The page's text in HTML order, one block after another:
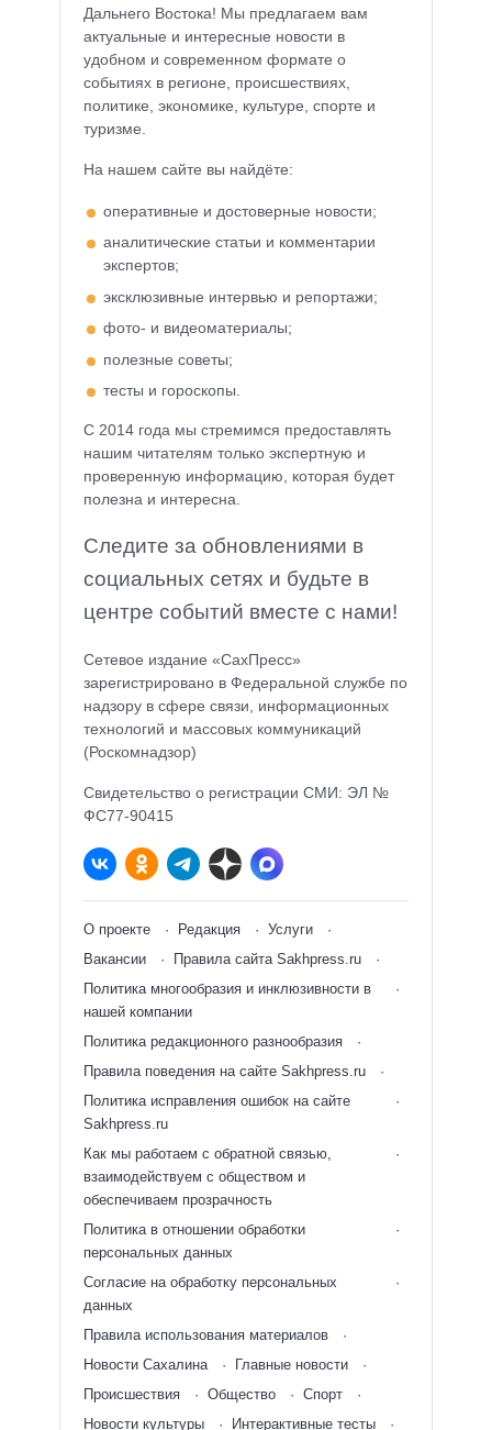
Дальнего Востока! Мы предлагаем вам
актуальные и интересные новости в
удобном и современном формате о
событиях в регионе, происшествиях,
политике, экономике, культуре, спорте и
туризме.
На нашем сайте вы найдёте:
оперативные и достоверные новости;
аналитические статьи и комментарии
экспертов;
эксклюзивные интервью и репортажи;
фото- и видеоматериалы;
полезные советы;
тесты и гороскопы.
С 2014 года мы стремимся предоставлять
нашим читателям только экспертную и
проверенную информацию, которая будет
полезна и интересна.
Следите за обновлениями в
социальных сетях и будьте в
центре событий вместе с нами!
Сетевое издание «СахПресс»
зарегистрировано в Федеральной службе по
надзору в сфере связи, информационных
технологий и массовых коммуникаций
(Роскомнадзор)
Свидетельство о регистрации СМИ: ЭЛ №
ФС77-90415
О проекте Редакция
Услуги
Вакансии
Правила сайта Sakhpress.ru
Политика многообразия и инклюзивности в
нашей компании
Политика редакционного разнообразия
Правила поведения на сайте Sakhpress.ru
Политика исправления ошибок на сайте
Sakhpress.ru
Как мы работаем с обратной связью,
взаимодействуем с обществом и
обеспечиваем прозрачность
Политика в отношении обработки
персональных данных
Согласие на обработку персональных
данных
Правила использования материалов
Новости Сахалина
Главные новости
Происшествия
Общество
Спорт
Новости культуры
Интерактивные тесты